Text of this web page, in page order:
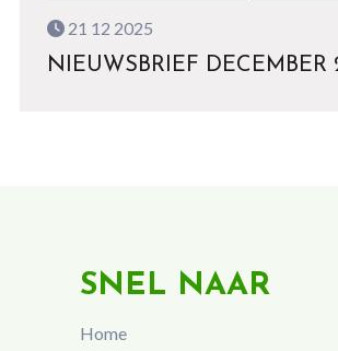
21 12 2025
NIEUWSBRIEF DECEMBER
SNEL NAAR
Home